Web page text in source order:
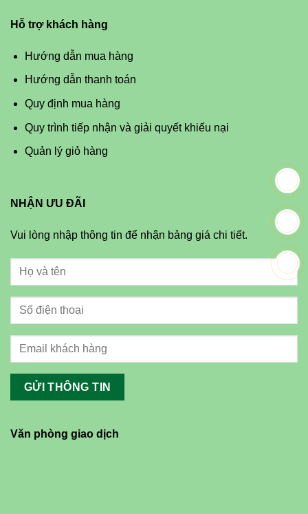
Hỗ trợ khách hàng
Hướng dẫn mua hàng
Hướng dẫn thanh toán
Quy định mua hàng
Quy trình tiếp nhận và giải quyết khiếu nại
Quản lý giỏ hàng
NHẬN ƯU ĐÃI
Vui lòng nhập thông tin để nhận bảng giá chi tiết.
Văn phòng giao dịch